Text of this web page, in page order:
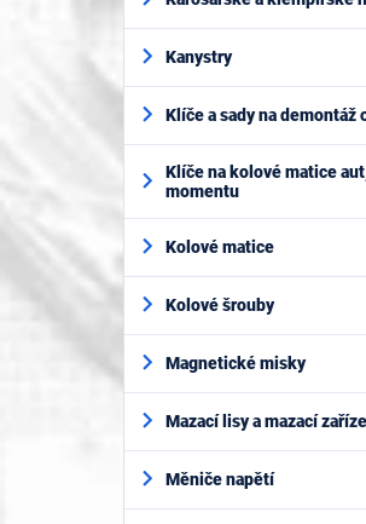
Kanystry
Klíče a sady na
Klíče na kolové matice
momentu
Kolové matice
Kolové šrouby
Magnetické misky
Mazací lisy a mazací
Měniče napětí